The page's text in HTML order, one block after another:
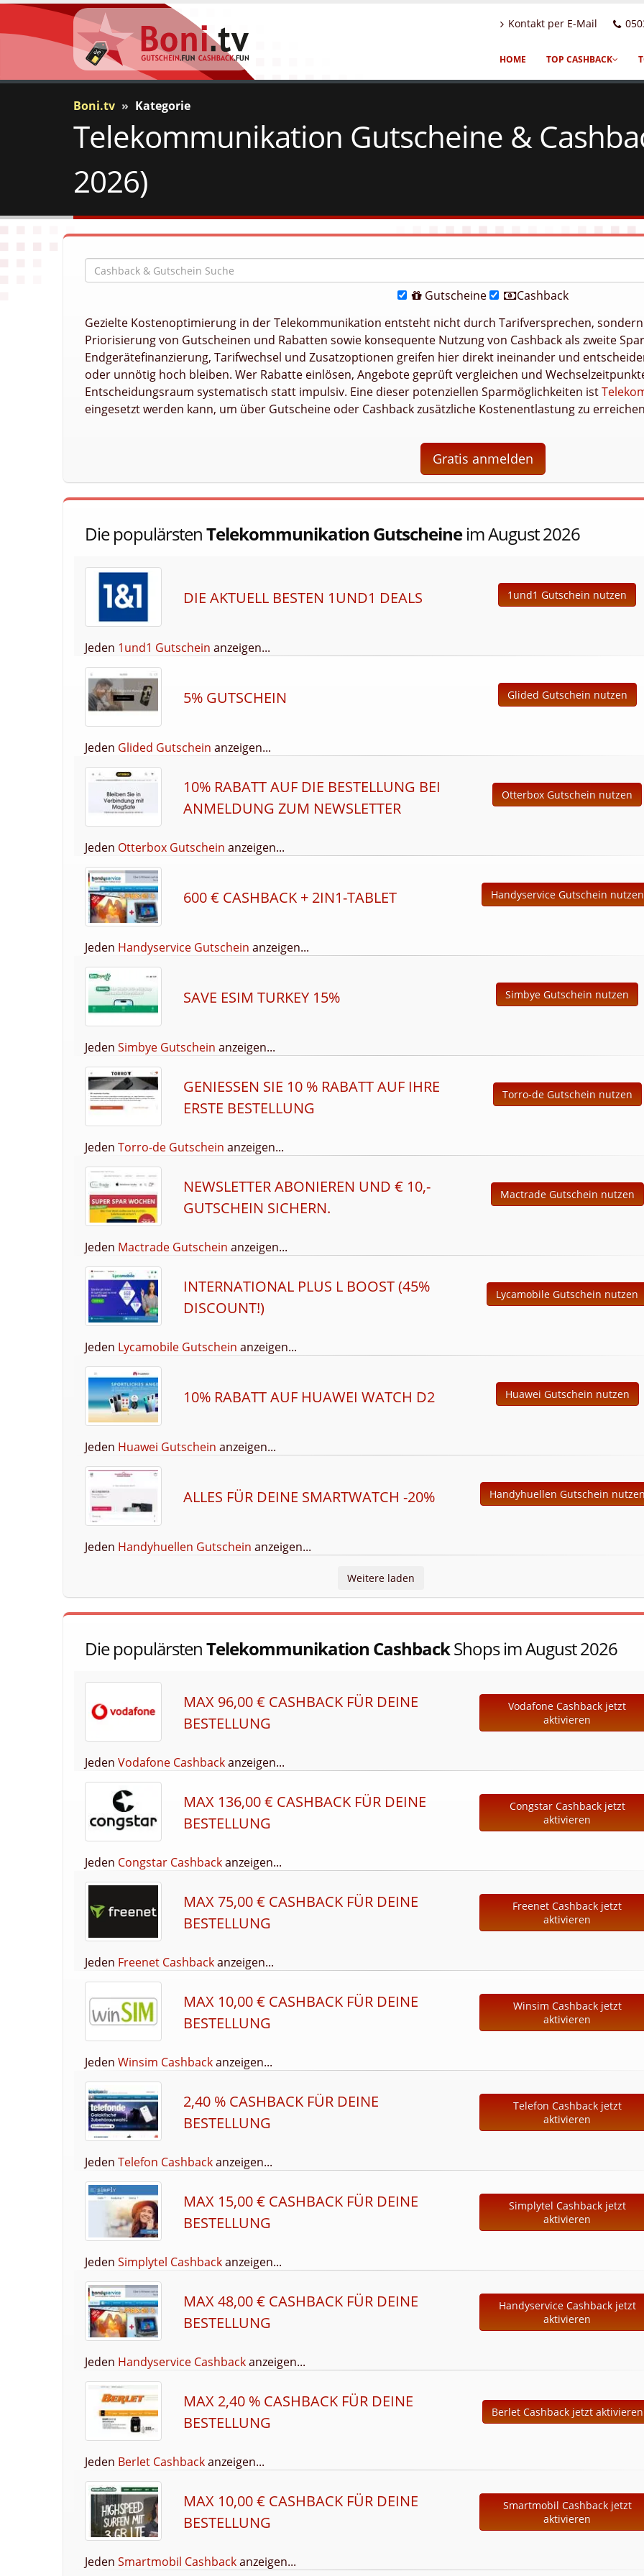
Kontakt per E-Mail
HOME TOP CASHBACK
Boni.tv Kategorie
Telekommunikation Gutscheine &
2026)
Gutscheine
Cashback
Gezielte Kostenoptimierung in der Telekommunikation entsteht nicht durch Tarifversprechen,
Priorisierung von Gutscheinen und Rabatten sowie konsequente Nutzung von Cashback als zweite
Endgerätefinanzierung, Tarifwechsel und Zusatzoptionen greifen hier direkt ineinander und
oder unnötig hoch bleiben. Wer Rabatte einlösen, Angebote geprüft vergleichen und
Entscheidungsraum systematisch statt impulsiv. Eine dieser potenziellen Sparmöglichkeiten ist
eingesetzt werden kann, um über Gutscheine oder Cashback zusätzliche Kostenentlastung zu
Gratis anmelden
Die populärstenTelekommunikation Gutscheineim August 2026
DIE AKTUELL BESTEN 1UND1 DEALS 1und1 Gutschein nutzen
Jeden 1und1 Gutschein anzeigen...
5% GUTSCHEIN Glided Gutschein nutzen
Jeden Glided Gutschein anzeigen...
10% RABATT AUF DIE BESTELLUNG BEI
ANMELDUNG ZUM NEWSLETTER
Otterbox Gutschein nutzen
Jeden Otterbox Gutschein anzeigen...
600 € CASHBACK + 2IN1-TABLET Handyservice Gutschein nutzen
Jeden Handyservice Gutschein anzeigen...
SAVE ESIM TURKEY 15% Simbye Gutschein nutzen
Jeden Simbye Gutschein anzeigen...
GENIESSEN SIE 10 % RABATT AUF IHRE E
RSTE BESTELLUNG
Torro-de Gutschein nutzen
Jeden Torro-de Gutschein anzeigen...
NEWSLETTER ABONIEREN UND € 10,-
GUTSCHEIN SICHERN.
Mactrade Gutschein nutzen
Jeden Mactrade Gutschein anzeigen...
INTERNATIONAL PLUS L BOOST (45%
DISCOUNT!)
Lycamobile Gutschein nutzen
Jeden Lycamobile Gutschein anzeigen...
10% RABATT AUF HUAWEI WATCH D2 Huawei Gutschein nutzen
Jeden Huawei Gutschein anzeigen...
ALLES FÜR DEINE SMARTWATCH -20% Handyhuellen Gutschein
Jeden Handyhuellen Gutschein anzeigen...
Weitere laden
Die populärstenTelekommunikation CashbackShops im August 2026
MAX 96,00 € CASHBACK FÜR DEINE
BESTELLUNG
Vodafone Cashback jetzt
aktivieren
Jeden Vodafone Cashbackanzeigen...
MAX 136,00 € CASHBACK FÜR DEINE
BESTELLUNG
Congstar Cashback jetzt
aktivieren
Jeden Congstar Cashbackanzeigen...
MAX 75,00 € CASHBACK FÜR DEINE
BESTELLUNG
Freenet Cashback jetzt
aktivieren
Jeden Freenet Cashbackanzeigen...
MAX 10,00 € CASHBACK FÜR DEINE
BESTELLUNG
Winsim Cashback jetzt
aktivieren
Jeden Winsim Cashbackanzeigen...
2,40 % CASHBACK FÜR DEINE
BESTELLUNG
Telefon Cashback jetzt
aktivieren
Jeden Telefon Cashbackanzeigen...
MAX 15,00 € CASHBACK FÜR DEINE
BESTELLUNG
Simplytel Cashback jetzt
aktivieren
Jeden Simplytel Cashbackanzeigen...
MAX 48,00 € CASHBACK FÜR DEINE
BESTELLUNG
Handyservice Cashback jetzt
aktivieren
Jeden Handyservice Cashbackanzeigen...
MAX 2,40 % CASHBACK FÜR DEINE
BESTELLUNG
Berlet Cashback jetzt aktivieren
Jeden Berlet Cashbackanzeigen...
MAX 10,00 € CASHBACK FÜR DEINE
BESTELLUNG
Smartmobil Cashback jetzt
aktivieren
Jeden Smartmobil Cashbackanzeigen...